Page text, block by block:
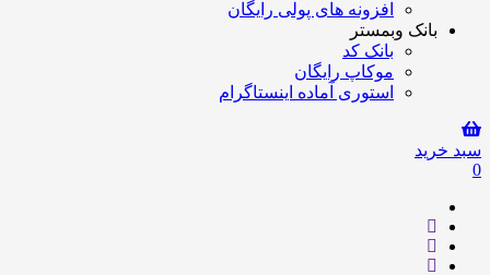
افزونه های پولی رایگان
بانک وبمستر
بانک کد
موکاپ رایگان
استوری آماده اینستاگرام
سبد خرید
0